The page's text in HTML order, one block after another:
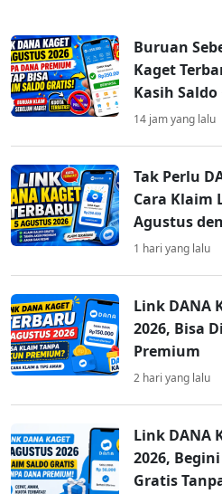
Buruan
Kaget
Kasih
14 jam yang lalu
Tak Perlu
Cara Klaim
Agustus
1 hari yang lalu
Link DANA
2026, Bisa
Premium
2 hari yang lalu
Link DANA
2026,
Gratis